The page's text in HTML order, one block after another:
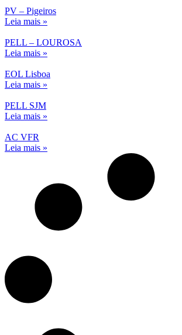
PV – Pigeiros
Leia mais »
PELL – LOUROSA
Leia mais »
EOL Lisboa
Leia mais »
PELL SJM
Leia mais »
AC VFR
Leia mais »